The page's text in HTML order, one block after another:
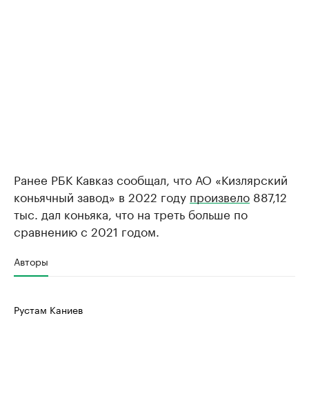
Ранее РБК Кавказ сообщал, что АО «Кизлярский
коньячный завод» в 2022 году произвело 887,12
тыс. дал коньяка, что на треть больше по
сравнению с 2021 годом.
Авторы
Рустам Каниев